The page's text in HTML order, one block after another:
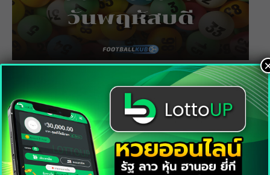
สถิติหวยลาววันพฤหัสบดี รวมเลขเด็ดออก
บ่อย วิเคราะห์แม่นทุกงวด
23/07/2026 • หวย